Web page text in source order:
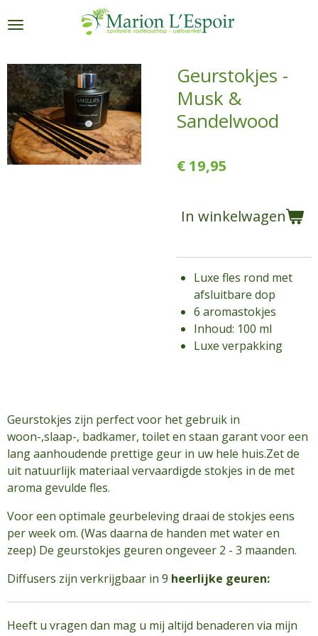
direct
de
hoofdinhoud
Geurstokjes -
Musk &
Sandelwood
€ 19,95
In winkelwagen
Luxe fles rond met
afsluitbare dop
6 aromastokjes
Inhoud: 100 ml
Luxe verpakking
Geurstokjes zijn perfect voor het gebruik in
woon-,slaap-, badkamer, toilet en staan garant voor een
lang aanhoudende prettige geur in uw hele huis.Zet de
uit natuurlijk materiaal vervaardigde stokjes in de met
aroma gevulde fles.
Voor een optimale geurbeleving draai de stokjes eens
per week om. (Was daarna de handen met water en
zeep) De geurstokjes geuren ongeveer 2 - 3 maanden.
Diffusers zijn verkrijgbaar in 9 heerlijke geuren:
Heeft u vragen dan mag u mij altijd benaderen via mijn